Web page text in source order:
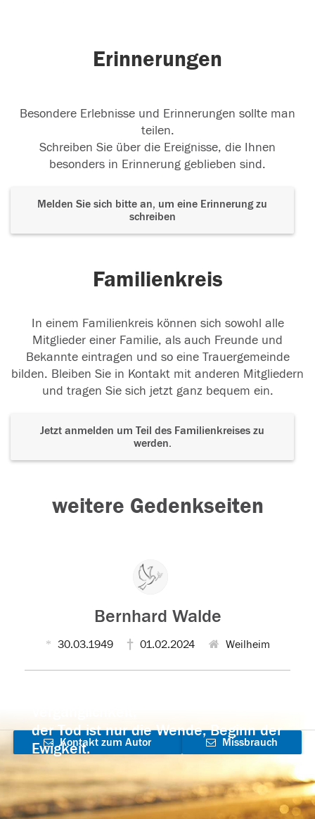
Erinnerungen
Besondere Erlebnisse und Erinnerungen sollte man
teilen.
Schreiben Sie über die Ereignisse, die Ihnen
besonders in Erinnerung geblieben sind.
Melden Sie sich bitte an, um eine Erinnerung zu
schreiben
Familienkreis
In einem Familienkreis können sich sowohl alle
Mitglieder einer Familie, als auch Freunde und
Bekannte eintragen und so eine Trauergemeinde
bilden. Bleiben Sie in Kontakt mit anderen Mitgliedern
und tragen Sie sich jetzt ganz bequem ein.
Jetzt anmelden um Teil des Familienkreises zu
werden.
weitere Gedenkseiten
Bernhard Walde
30.03.1949 01.02.2024 Weilheim
der Tod ist nur die Wende, Beginn der
Ewigkeit.
Kontakt zum Autor
aufnehmen
Missbrauch